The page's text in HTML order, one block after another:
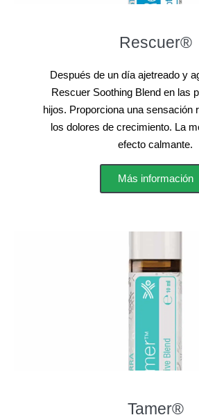
Rescuer®
Después de un día ajetreado y
Rescuer Soothing Blend en las
hijos. Proporciona una sensación
los dolores de crecimiento. La
efecto calmante.
Más información
Tamer®